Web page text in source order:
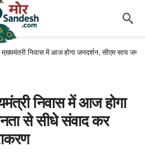
निवास में आज होगा जनदर्शन, सीएम साय
निवास में आज होगा
से सीधे संवाद कर